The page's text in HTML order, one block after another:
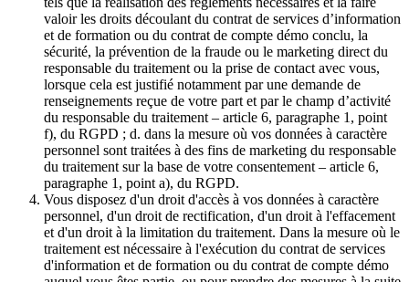
valoir les droits découlant du contrat de services d’information
et de formation ou du contrat de compte démo conclu, la
sécurité, la prévention de la fraude ou le marketing direct du
responsable du traitement ou la prise de contact avec vous,
lorsque cela est justifié notamment par une demande de
renseignements reçue de votre part et par le champ d’activité
du responsable du traitement – article 6, paragraphe 1, point
f), du RGPD ; d. dans la mesure où vos données à caractère
personnel sont traitées à des fins de marketing du responsable
du traitement sur la base de votre consentement – article 6,
paragraphe 1, point a), du RGPD.
Vous disposez d'un droit d'accès à vos données à caractère
personnel, d'un droit de rectification, d'un droit à l'effacement
et d'un droit à la limitation du traitement. Dans la mesure où le
traitement est nécessaire à l'exécution du contrat de services
d'information et de formation ou du contrat de compte démo